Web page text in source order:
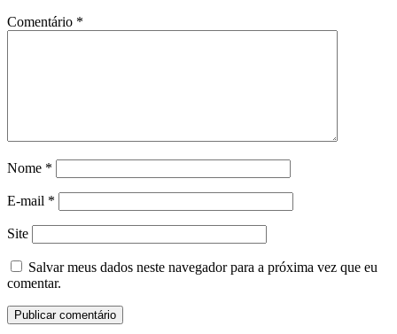
Comentário *
Nome *
E-mail *
Site
Salvar meus dados neste navegador para a próxima vez que eu
comentar.